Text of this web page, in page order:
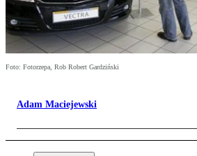
Foto: Fotorzepa, Rob Robert Gardziński
Adam Maciejewski